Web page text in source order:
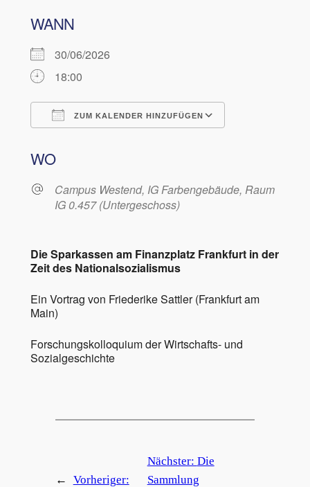
WANN
30/06/2026
18:00
ZUM KALENDER HINZUFÜGEN
WO
Campus Westend, IG Farbengebäude, Raum
IG 0.457 (Untergeschoss)
Die Sparkassen am Finanzplatz Frankfurt in der
Zeit des Nationalsozialismus
Ein Vortrag von Friederike Sattler (Frankfurt am
Main)
Forschungskolloquium der Wirtschafts- und
Sozialgeschichte
← Vorheriger:
Nächster: Die
Sammlung